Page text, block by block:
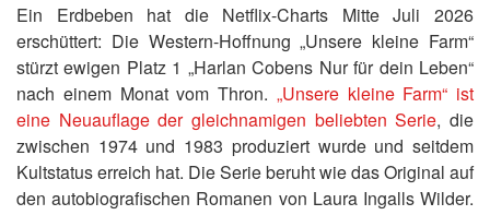
Ein Erdbeben hat die Netflix-Charts Mitte Juli 2026
erschüttert: Die Western-Hoffnung „Unsere kleine Farm“
stürzt ewigen Platz 1 „Harlan Cobens Nur für dein Leben“
nach einem Monat vom Thron. „Unsere kleine Farm“ ist
eine Neuauflage der gleichnamigen beliebten Serie, die
zwischen 1974 und 1983 produziert wurde und seitdem
Kultstatus erreich hat. Die Serie beruht wie das Original auf
den autobiografischen Romanen von Laura Ingalls Wilder.